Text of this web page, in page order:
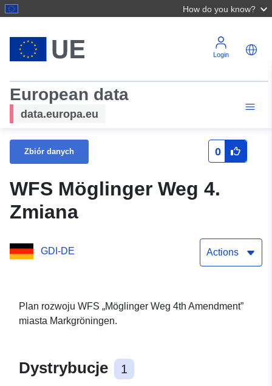
How do you know?
Login
European data
data.europa.eu
Zbiór danych 0
WFS Möglinger Weg 4.
Zmiana
GDI-DE Actions
Plan rozwoju WFS „Möglinger Weg 4th Amendment”
miasta Markgröningen.
Dystrybucje 1